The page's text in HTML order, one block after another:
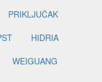
PRIKLJUČAK
HIDRIA
WEIGUANG